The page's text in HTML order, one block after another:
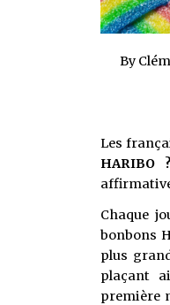
By
Les
HARIBO ?
Chaque
bonbons
plus
plaçant
première